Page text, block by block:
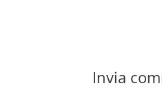
Invia